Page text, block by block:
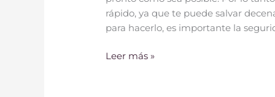
rápido, ya que te puede salvar
para hacerlo, es importante la
Leer más »